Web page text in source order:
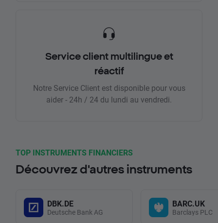
Service client multilingue et
réactif
Notre Service Client est disponible pour vous
aider - 24h / 24 du lundi au vendredi.
TOP INSTRUMENTS FINANCIERS
Découvrez d'autres instruments
DBK.DE
Deutsche Bank AG
BARC.UK
Barclays PLC